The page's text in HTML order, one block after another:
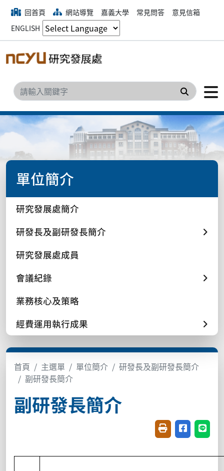
回首頁 網站導覽 嘉義大學 常見問答
意見信箱
ENGLISH
搜尋
單位簡介
研究發展處簡介
研發長及副研發長簡介
研究發展處成員
會議紀錄
業務核心及策略
經費運用執行成果
首頁 主選單 單位簡介
研發長及副研發長簡介
副研發長簡介
副研發長簡介
友善列印(開新視
分享至臉書
分享